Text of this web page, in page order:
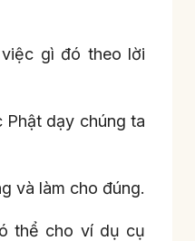
gì đó theo lời
dạy chúng ta
và làm cho đúng.
thể cho ví dụ cụ